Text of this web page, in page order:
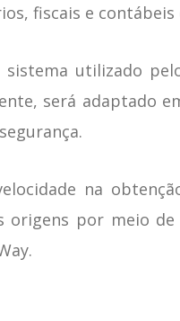
fiscais e contábeis
sistema utilizado
será adaptado
na
origens por meio